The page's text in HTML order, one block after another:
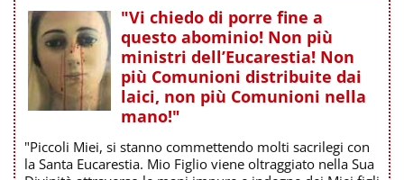
"Vi chiedo di porre fine a
questo abominio! Non più
ministri dell’Eucarestia! Non
più Comunioni distribuite dai
laici, non più Comunioni nella
mano!"
"Piccoli Miei, si stanno commettendo molti sacrilegi con
la Santa Eucarestia. Mio Figlio viene oltraggiato nella Sua